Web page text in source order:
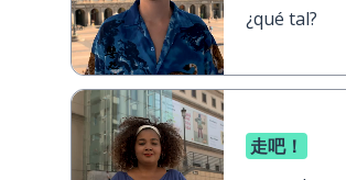
¿qué tal?
走吧！